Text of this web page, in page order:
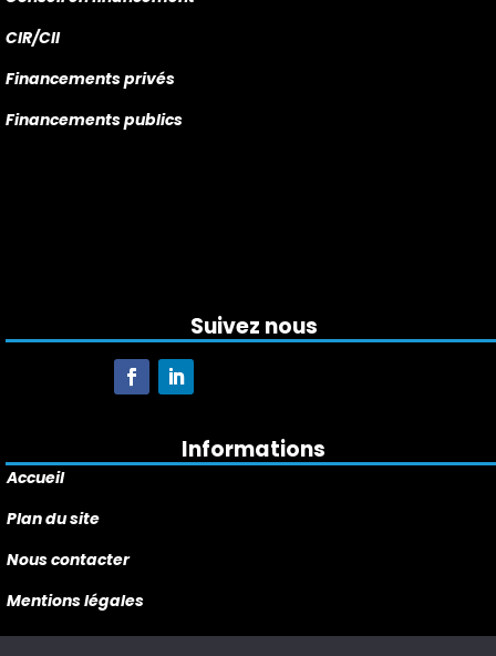
CIR/CII
Financements privés
Financements publics
Suivez nous
Informations
Accueil
Plan du site
Nous contacter
Mentions légales